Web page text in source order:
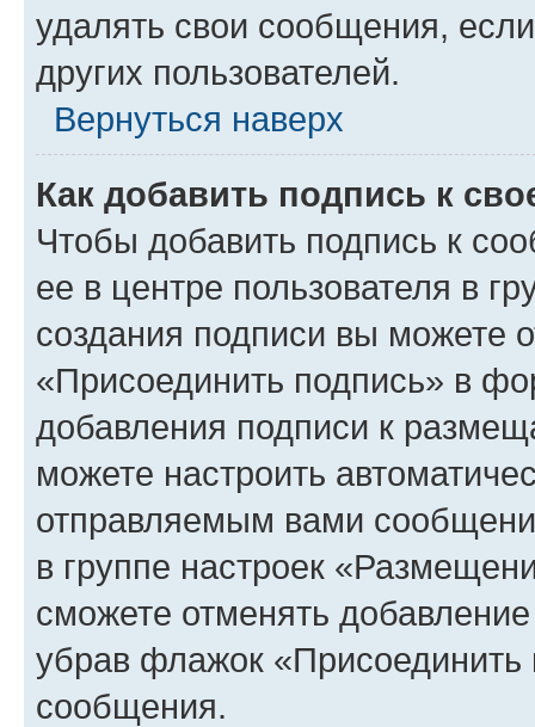
удалять свои сообщения,
других пользователей.
Вернуться наверх
Как добавить подпись к
Чтобы добавить подпись к
ее в центре пользователя в
создания подписи вы можете
«Присоединить подпись» в
добавления подписи к
можете настроить
отправляемым вами
в группе настроек
сможете отменять
убрав флажок
сообщения.